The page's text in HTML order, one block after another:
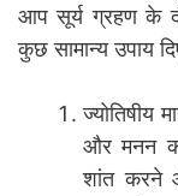
आप सूर्य ग्रहण के
कुछ सामान्य उपाय
ज्योतिषीय
और मनन
शांत करने